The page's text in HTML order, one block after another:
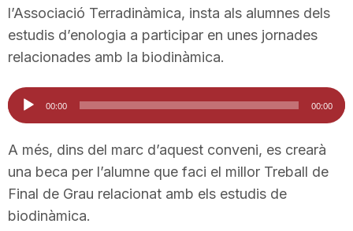
o
n
l’Associació Terradinàmica, insta als alumnes dels
estudis d’enologia a participar en unes jornades
relacionades amb la biodinàmica.
Reproductor
d'àudio
00:00 00:00
A més, dins del marc d’aquest conveni, es crearà
una beca per l’alumne que faci el millor Treball de
Final de Grau relacionat amb els estudis de
biodinàmica.